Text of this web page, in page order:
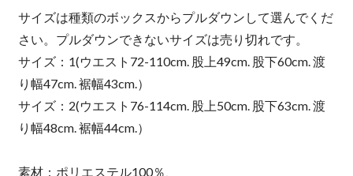
サイズは種類のボックスからプルダウンして選んでくだ
さい。プルダウンできないサイズは売り切れです。
サイズ：1(ウエスト72-110cm. 股上49cm. 股下60cm. 渡
り幅47cm. 裾幅43cm.）
サイズ：2(ウエスト76-114cm. 股上50cm. 股下63cm. 渡
り幅48cm. 裾幅44cm.）
素材：ポリエステル100％、